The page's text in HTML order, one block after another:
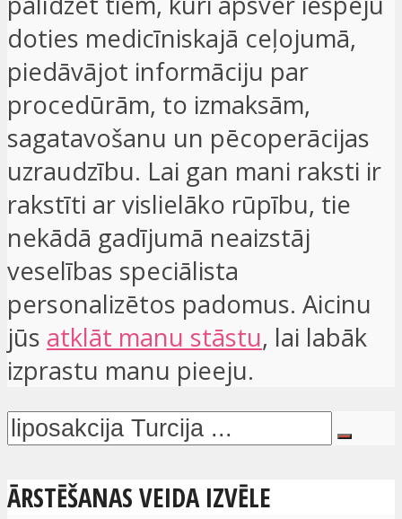
doties medicīniskajā ceļojumā,
piedāvājot informāciju par
procedūrām, to izmaksām,
sagatavošanu un pēcoperācijas
uzraudzību. Lai gan mani raksti ir
rakstīti ar vislielāko rūpību, tie
nekādā gadījumā neaizstāj
veselības speciālista
personalizētos padomus. Aicinu
jūs atklāt manu stāstu, lai labāk
izprastu manu pieeju.
ĀRSTĒŠANAS VEIDA IZVĒLE